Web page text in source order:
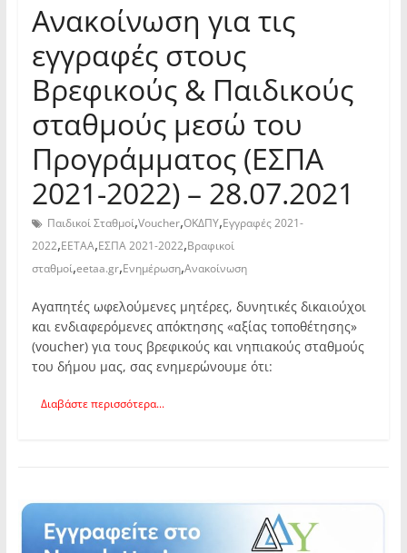
Ανακοίνωση για τις
εγγραφές στους
Βρεφικούς & Παιδικούς
σταθμούς μεσώ του
Προγράμματος (ΕΣΠΑ
2021-2022) – 28.07.2021
Παιδικοί Σταθμοί,Voucher,ΟΚΔΠΥ,Εγγραφές 2021-
2022,ΕΕΤΑΑ,ΕΣΠΑ 2021-2022,Βραφικοί
σταθμοί,eetaa.gr,Ενημέρωση,Ανακοίνωση
Αγαπητές ωφελούμενες μητέρες, δυνητικές δικαιούχοι
και ενδιαφερόμενες απόκτησης «αξίας τοποθέτησης»
(voucher) για τους βρεφικούς και νηπιακούς σταθμούς
του δήμου μας, σας ενημερώνουμε ότι:
Διαβάστε περισσότερα...